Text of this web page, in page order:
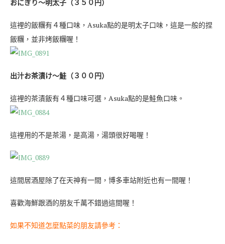
おにぎり〜明太子（３５０円）
這裡的飯糰有４種口味，Asuka點的是明太子口味，這是一般的捏
飯糰，並非烤飯糰喔！
出汁お茶漬け〜鮭（３００円）
這裡的茶漬飯有４種口味可選，Asuka點的是鮭魚口味。
這裡用的不是茶湯，是高湯，湯頭很好喝喔！
這間居酒屋除了在天神有一間，博多車站附近也有一間喔！
喜歡海鮮跟酒的朋友千萬不錯過這間喔！
如果不知道怎麼點菜的朋友請參考：